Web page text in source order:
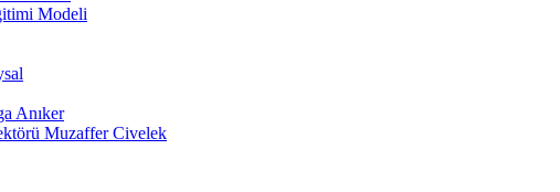
Modeli
Anıker
Muzaffer Civelek